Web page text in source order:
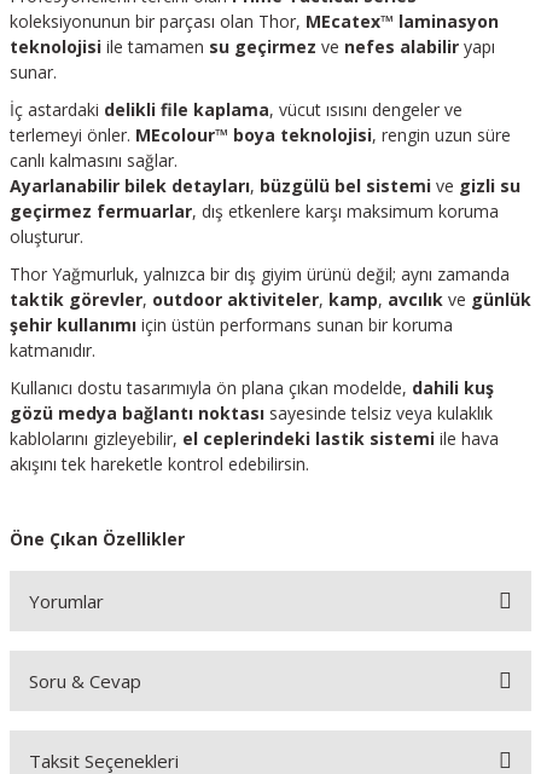
koleksiyonunun bir parçası olan Thor, MEcatex™ laminasyon
teknolojisi ile tamamen su geçirmez ve nefes alabilir yapı
sunar.
İç astardaki delikli file kaplama, vücut ısısını dengeler ve
terlemeyi önler. MEcolour™ boya teknolojisi, rengin uzun süre
canlı kalmasını sağlar.
Ayarlanabilir bilek detayları, büzgülü bel sistemi ve gizli su
geçirmez fermuarlar, dış etkenlere karşı maksimum koruma
oluşturur.
Thor Yağmurluk, yalnızca bir dış giyim ürünü değil; aynı zamanda
taktik görevler, outdoor aktiviteler, kamp, avcılık ve günlük
şehir kullanımı için üstün performans sunan bir koruma
katmanıdır.
Kullanıcı dostu tasarımıyla ön plana çıkan modelde, dahili kuş
gözü medya bağlantı noktası sayesinde telsiz veya kulaklık
kablolarını gizleyebilir, el ceplerindeki lastik sistemi ile hava
akışını tek hareketle kontrol edebilirsin.
Öne Çıkan Özellikler
Yorumlar
Bu ürüne ilk yorumu siz yapın!
Soru & Cevap
Taksit Seçenekleri